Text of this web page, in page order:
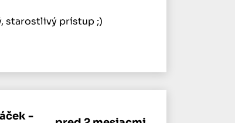
starostlivý prístup ;)
-